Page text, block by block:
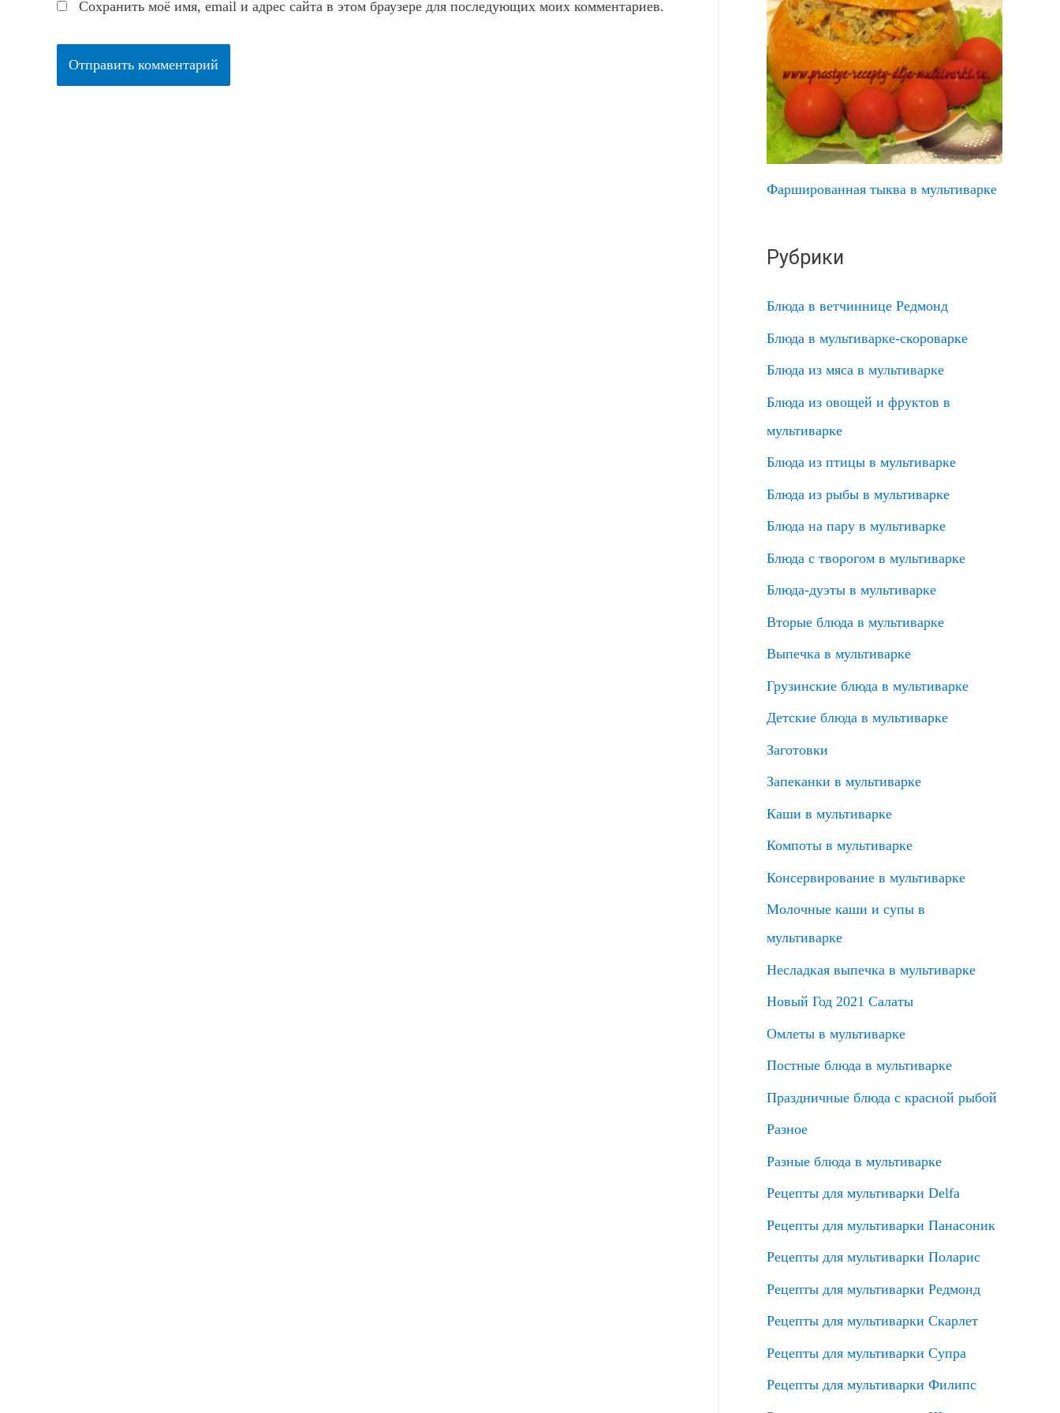
Сохранить моё имя, email и адрес сайта в этом браузере для последующих моих комментариев.
Фаршированная тыква в мультиварке
Рубрики
Блюда в ветчиннице Редмонд
Блюда в мультиварке-скороварке
Блюда из мяса в мультиварке
Блюда из овощей и фруктов в
мультиварке
Блюда из птицы в мультиварке
Блюда из рыбы в мультиварке
Блюда на пару в мультиварке
Блюда с творогом в мультиварке
Блюда-дуэты в мультиварке
Вторые блюда в мультиварке
Выпечка в мультиварке
Грузинские блюда в мультиварке
Детские блюда в мультиварке
Заготовки
Запеканки в мультиварке
Каши в мультиварке
Компоты в мультиварке
Консервирование в мультиварке
Молочные каши и супы в
мультиварке
Несладкая выпечка в мультиварке
Новый Год 2021 Салаты
Омлеты в мультиварке
Постные блюда в мультиварке
Праздничные блюда с красной рыбой
Разное
Разные блюда в мультиварке
Рецепты для мультиварки Delfa
Рецепты для мультиварки Панасоник
Рецепты для мультиварки Поларис
Рецепты для мультиварки Редмонд
Рецепты для мультиварки Скарлет
Рецепты для мультиварки Супра
Рецепты для мультиварки Филипс